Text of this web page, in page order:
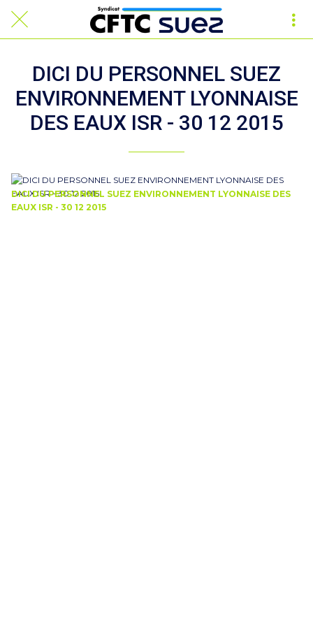
DICI DU PERSONNEL SUEZ
ENVIRONNEMENT LYONNAISE
DES EAUX ISR - 30 12 2015
DICI DU PERSONNEL SUEZ ENVIRONNEMENT LYONNAISE DES
EAUX ISR - 30 12 2015